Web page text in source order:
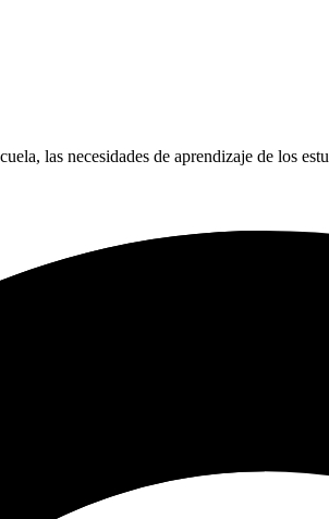
las necesidades de aprendizaje de los